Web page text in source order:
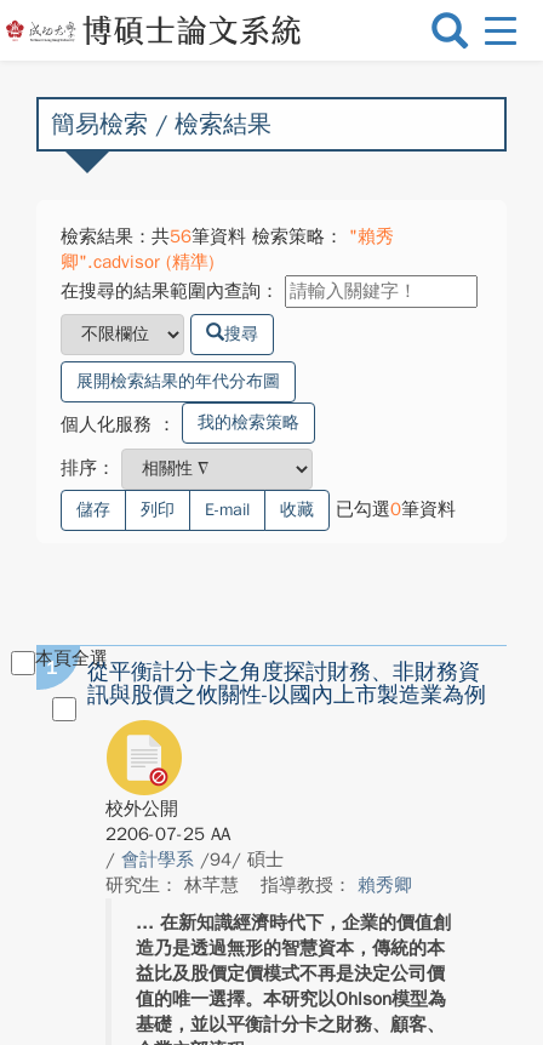
選
換
簡易檢索 / 檢索結果
檢索結果：共56筆資料 檢索策略：
"賴秀
卿".cadvisor (精準)
在搜尋的結果範圍內查詢：
搜尋
展開檢索結果的年代分布圖
個人化服務 ： 我的檢索策略
排序：
儲存 列印 E-mail 收藏 已勾選0筆資料
本頁全選
1
從平衡計分卡之角度探討財務、非財務資
訊與股價之攸關性-以國內上市製造業為例
校外公開
2206-07-25 AA
/ 會計學系 /94/ 碩士
研究生： 林芊慧
指導教授： 賴秀卿
在新知識經濟時代下，企業的價值創
造乃是透過無形的智慧資本，傳統的本
益比及股價定價模式不再是決定公司價
值的唯一選擇。本研究以Ohlson模型為
基礎，並以平衡計分卡之財務、顧客、